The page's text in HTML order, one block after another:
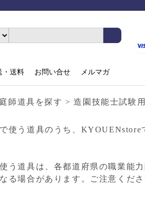
・送料 お問い合せ メルマガ
師道具を探す >造園技能士試験
使う道具のうち、
う道具は、各都道府県の職業能
る場合があります。ご注意くださ